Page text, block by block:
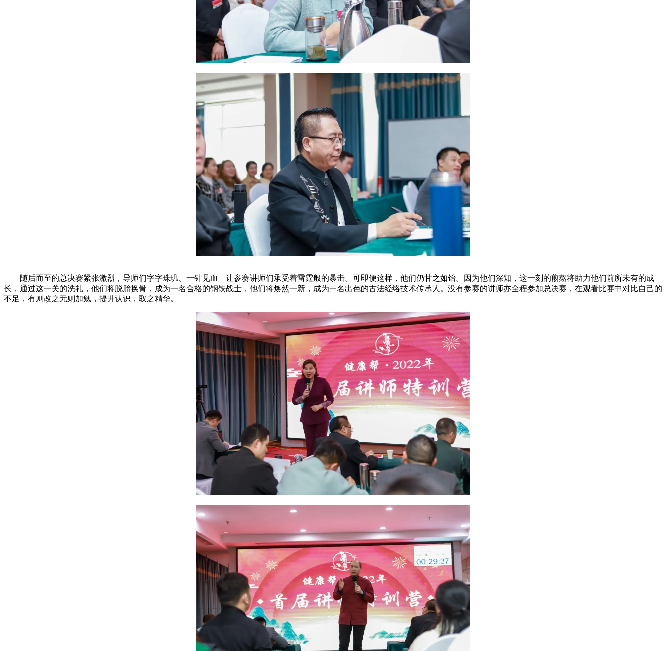
随后而至的总决赛紧张激烈，导师们字字珠玑、一针见血，让参赛讲师们承受着雷霆般的暴击。可即便这样，他们仍甘之如饴。因为他们深知，这一刻的煎熬将助力他们前所未有的成
长，通过这一关的洗礼，他们将脱胎换骨，成为一名合格的钢铁战士，他们将焕然一新，成为一名出色的古法经络技术传承人。没有参赛的讲师亦全程参加总决赛，在观看比赛中对比自己的
不足，有则改之无则加勉，提升认识，取之精华。